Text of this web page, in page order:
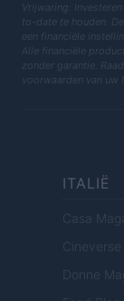
Vrijwaring:
to-date te houden.
een financiële
Alle financiële
zonder garantie.
voorwaarden van uw
ITALIË
Casa
Donne